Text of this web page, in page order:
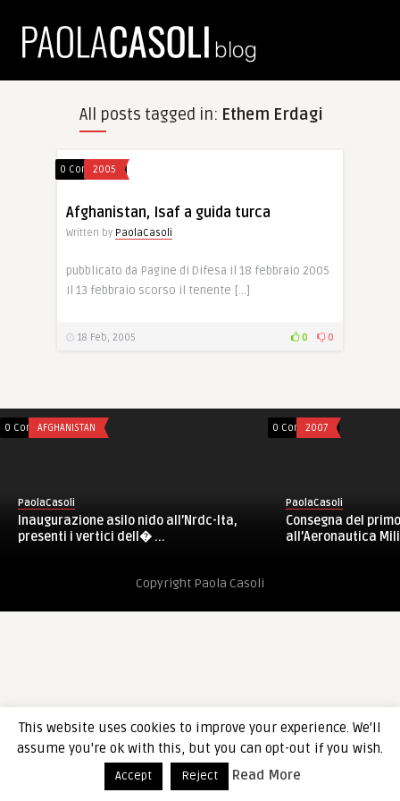
All posts tagged in: Ethem Erdagi
0 Comments
2005
Afghanistan, Isaf a guida turca
Written by PaolaCasoli
pubblicato da Pagine di Difesa il 18 febbraio 2005
Il 13 febbraio scorso il tenente […]
18 Feb, 2005 0 0
0 CommentsAFGHANISTAN
PaolaCasoli
Inaugurazione asilo nido all’Nrdc-Ita,
presenti i vertici dell� ...
0 Comments
2007
PaolaCasoli
Consegna del
all’Aeronautica
Copyright Paola Casoli
This website uses cookies to improve your experience. We'll
assume you're ok with this, but you can opt-out if you wish.
Accept Reject Read More